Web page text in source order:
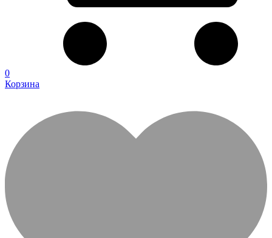
0
Корзина